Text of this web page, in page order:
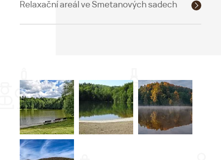
Relaxační areál ve Smetanových sadech